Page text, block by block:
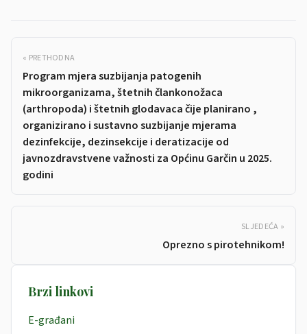
« PRETHODNA
Program mjera suzbijanja patogenih
mikroorganizama, štetnih člankonožaca
(arthropoda) i štetnih glodavaca čije planirano ,
organizirano i sustavno suzbijanje mjerama
dezinfekcije, dezinsekcije i deratizacije od
javnozdravstvene važnosti za Općinu Garčin u 2025.
godini
SLJEDEĆA »
Oprezno s pirotehnikom!
Brzi linkovi
E-građani